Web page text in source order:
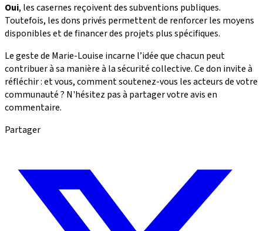
Oui, les casernes reçoivent des subventions publiques.
Toutefois, les dons privés permettent de renforcer les moyens
disponibles et de financer des projets plus spécifiques.
Le geste de Marie-Louise incarne l’idée que chacun peut
contribuer à sa manière à la sécurité collective. Ce don invite à
réfléchir : et vous, comment soutenez-vous les acteurs de votre
communauté ? N'hésitez pas à partager votre avis en
commentaire.
Partager